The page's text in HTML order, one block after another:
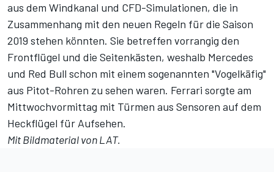
aus dem Windkanal und CFD-Simulationen, die in
Zusammenhang mit den neuen Regeln für die Saison
2019 stehen könnten. Sie betreffen vorrangig den
Frontflügel und die Seitenkästen, weshalb Mercedes
und Red Bull schon mit einem sogenannten "Vogelkäfig"
aus Pitot-Rohren zu sehen waren. Ferrari sorgte am
Mittwochvormittag mit Türmen aus Sensoren auf dem
Heckflügel für Aufsehen.
Mit Bildmaterial von LAT.